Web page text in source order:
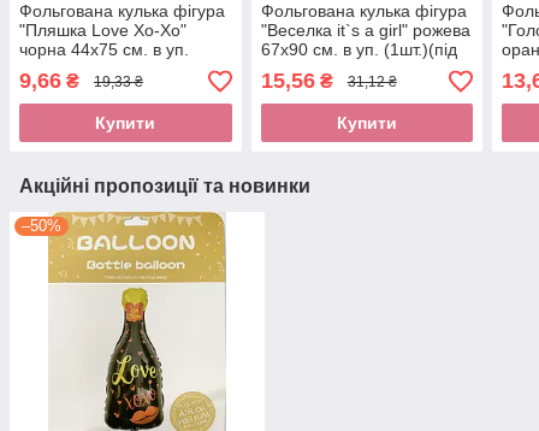
Фольгована кулька фігура
"Пляшка Love Xo-Xo"
чорна 44х75 см. в уп.
(1шт.)
9,66 ₴ 19,33 ₴
Купити
Фольгована кулька фігура
"Веселка it`s a girl" рожева
67х90 см. в уп. (1шт.)(під
повітря)
15,56₴ 31,12 ₴
Купити
Акційні пропозиції та новинки
–50%